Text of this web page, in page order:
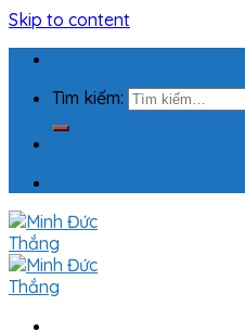
Skip to content
Tìm kiếm: